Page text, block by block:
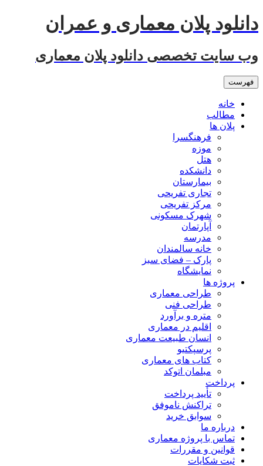
رفتن
به
دانلود پلان معماری و عمران
وب سایت تخصصی دانلود پلان معماری
فهرست
خانه
مطالب
پلان ها
فرهنگسرا
موزه
هتل
دانشکده
بیمارستان
تجاری تفریحی
مرکز تفریحی
شهرک مسکونی
آپارتمان
مدرسه
خانه سالمندان
پارک – فضای سبز
نمایشگاه
پروژه ها
طراحی معماری
طراحی فنی
متره و برآورد
اقلیم در معماری
انسان طبیعت معماری
پرسپکتیو
کتاب های معماری
مبلمان اتوکد
پرداخت
تأیید پرداخت
تراکنش ناموفق
سوابق خرید
درباره ما
تماس با پروژه معماری
قوانین و مقررات
ثبت شکایات